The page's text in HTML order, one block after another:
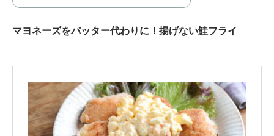
マヨネーズをバッター代わりに！揚げない鮭フライ